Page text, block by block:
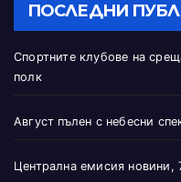
ПОСЛЕДНИ
Спортните клубове на
полк
Август пълен с небесни
Централна емисия новини,